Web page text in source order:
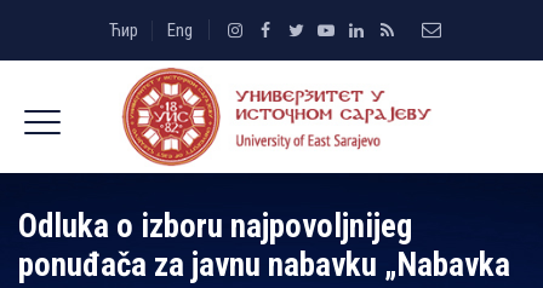
Ћир Eng
Odluka o izboru najpovoljnijeg
ponuđača za javnu nabavku „Nabavka